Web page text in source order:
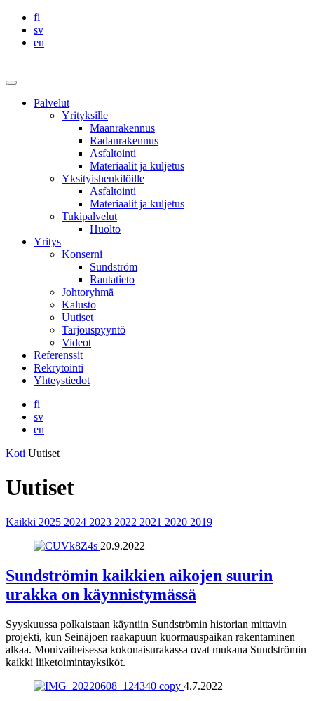
Skip
content
fi
sv
en
Infra
Päävalikko
Palvelut
Yrityksille
Maanrakennus
Radanrakennus
Asfaltointi
Materiaalit ja kuljetus
Yksityishenkilöille
Asfaltointi
Materiaalit ja kuljetus
Tukipalvelut
Huolto
Yritys
Konserni
Sundström
Rautatieto
Johtoryhmä
Kalusto
Uutiset
Tarjouspyyntö
Videot
Referenssit
Rekrytointi
Yhteystiedot
fi
sv
en
Koti Uutiset
Uutiset
Kaikki 2025 2024 2023 2022 2021 2020 2019
20.9.2022
Sundströmin kaikkien aikojen suurin
urakka on käynnistymässä
Syyskuussa polkaistaan käyntiin Sundströmin historian mittavin
projekti, kun Seinäjoen raakapuun kuormauspaikan rakentaminen
alkaa. Monivaiheisessa kokonaisurakassa ovat mukana Sundströmin
kaikki liiketoimintayksiköt.
4.7.2022